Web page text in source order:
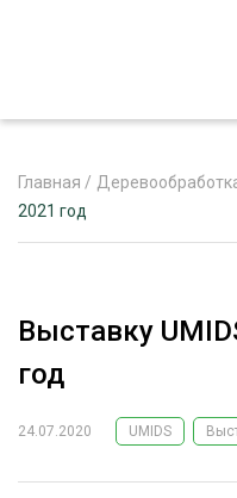
ЛЕСНОЕ ХОЗЯЙСТВО
Главная /
2021 год
Выставку
год
24.07.2020 UMIDS